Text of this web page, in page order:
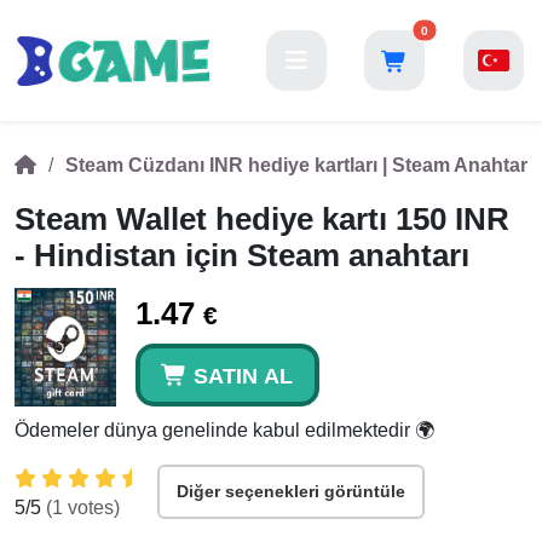
0
Steam Cüzdanı INR hediye kartları | Steam
Steam Wallet hediye kartı 150 INR
- Hindistan için Steam anahtarı
1.47 €
SATIN AL
Ödemeler dünya genelinde kabul edilmektedir 🌍
5/5 (1 votes)
Diğer seçenekleri görüntüle